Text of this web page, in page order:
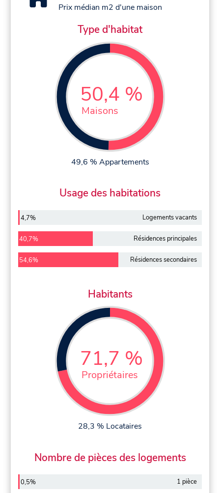
Prix médian m2 d'une maison
Type d'habitat
50,4 %
Maisons
49,6 % Appartements
Usage des habitations
4,7% Logements vacants
40,7% Résidences principales
54,6% Résidences secondaires
Habitants
71,7 %
Propriétaires
28,3 % Locataires
Nombre de pièces des logements
0,5% 1 pièce